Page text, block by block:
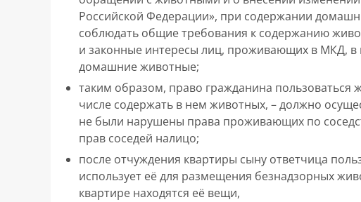
Российской Федерации», при содержании
соблюдать общие требования к содержанию
и законные интересы лиц, проживающих в МКД, в
домашние животные;
таким образом, право гражданина
числе содержать в нем животных, – должно
не были нарушены права проживающих по
прав соседей налицо;
после отчуждения квартиры сыну ответчица
использует её для размещения безнадзорных
квартире находятся её вещи,